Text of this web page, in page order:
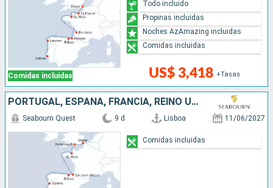
Comidas incluidas US$ 3,418 +Tasas
Todo incluido
Propinas incluidas
Noches AzAmazing incluidas
Comidas incluidas
PORTUGAL, ESPAÑA, FRANCIA, REINO UNIDO
Seabourn Quest 9 d Lisboa 11/06/2027
Comidas incluidas